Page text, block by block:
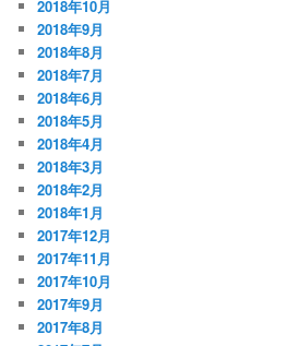
2018年10月
2018年9月
2018年8月
2018年7月
2018年6月
2018年5月
2018年4月
2018年3月
2018年2月
2018年1月
2017年12月
2017年11月
2017年10月
2017年9月
2017年8月